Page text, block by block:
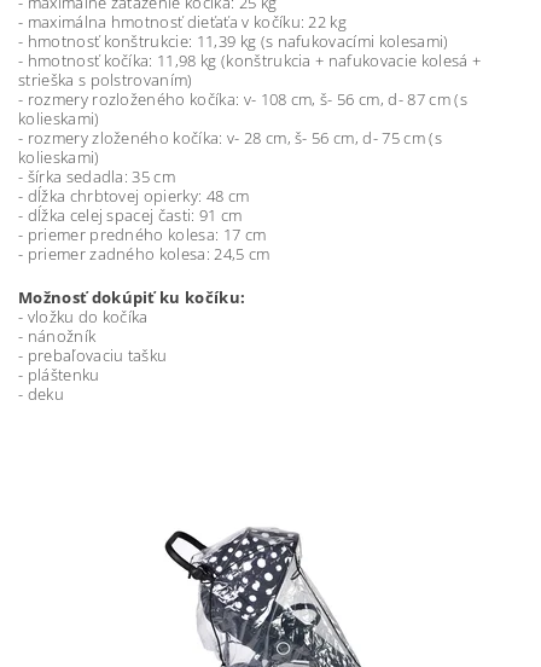
- maximálna hmotnosť dieťaťa v kočíku: 22 kg
- hmotnosť konštrukcie: 11,39 kg (s nafukovacími kolesami)
- hmotnosť kočíka: 11,98 kg (konštrukcia + nafukovacie kolesá +
strieška s polstrovaním)
- rozmery rozloženého kočíka: v- 108 cm, š- 56 cm, d- 87 cm (s
kolieskami)
- rozmery zloženého kočíka: v- 28 cm, š- 56 cm, d- 75 cm (s
kolieskami)
- šírka sedadla: 35 cm
- dĺžka chrbtovej opierky: 48 cm
- dĺžka celej spacej časti: 91 cm
- priemer predného kolesa: 17 cm
- priemer zadného kolesa: 24,5 cm
Možnosť dokúpiť ku kočíku:
- vložku do kočíka
- nánožník
- prebaľovaciu tašku
- pláštenku
- deku